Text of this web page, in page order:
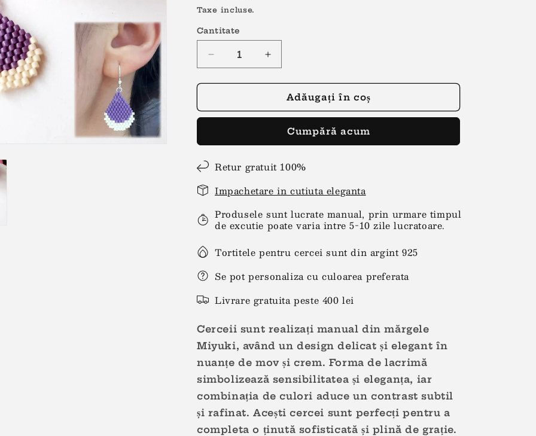
obișnuit
Taxe incluse.
Cantitate
Reduceți
cantitatea
pentru
lacrima
Creșteți
cantitatea
pentru
Cercei
lacrima
crem
Adăugați în coș
Cumpără acum
Retur gratuit 100%
Impachetare in cutiuta eleganta
Produsele sunt lucrate manual, prin urmare timpul
de excutie poate varia intre 5-10 zile lucratoare.
Tortitele pentru cercei sunt din argint 925
Se pot personaliza cu culoarea preferata
Livrare gratuita peste 400 lei
Cerceii sunt realizați manual din mărgele
Miyuki, având un design delicat și elegant în
nuanțe de mov și crem. Forma de lacrimă
simbolizează sensibilitatea și eleganța, iar
combinația de culori aduce un contrast subtil
și rafinat. Acești cercei sunt perfecți pentru a
completa o ținută sofisticată și plină de grație.